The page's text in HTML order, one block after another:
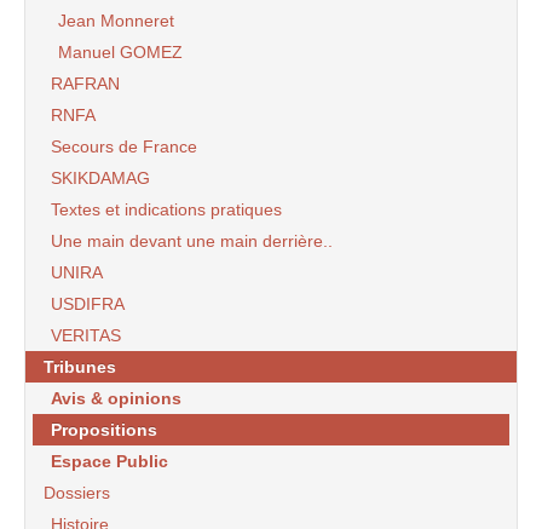
Jean Monneret
Manuel GOMEZ
RAFRAN
RNFA
Secours de France
SKIKDAMAG
Textes et indications pratiques
Une main devant une main derrière..
UNIRA
USDIFRA
VERITAS
Tribunes
Avis & opinions
Propositions
Espace Public
Dossiers
Histoire